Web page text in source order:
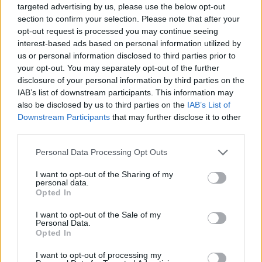
targeted advertising by us, please use the below opt-out
section to confirm your selection. Please note that after your
opt-out request is processed you may continue seeing
interest-based ads based on personal information utilized by
us or personal information disclosed to third parties prior to
your opt-out. You may separately opt-out of the further
disclosure of your personal information by third parties on the
IAB’s list of downstream participants. This information may
also be disclosed by us to third parties on the IAB’s List of
Downstream Participants that may further disclose it to other
Personal Data Processing Opt Outs
I want to opt-out of the Sharing of my
personal data.
Opted In
I want to opt-out of the Sale of my
Personal Data.
Opted In
I want to opt-out of processing my
Feyenoorder tekent als bondscoach
Kan Givairo Read de duurste verdediger ooit van
Feyenoord worden? Deze records liggen binnen
bereik
Van Bronckhorst voert druk op: Feyenoord wil op
deze twee posities nog versterken
Feyenoord incasseert miljoenen: transfer Leo
Sauer naar Stuttgart bijna rond
en Hadj Moussa mogen vertrekken
er nog op het programma
keuze voor Marokko